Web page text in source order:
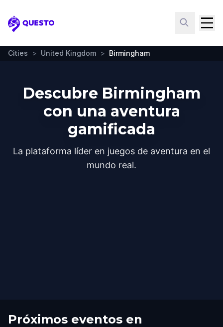
Questo
Cities > United Kingdom > Birmingham
Descubre Birmingham
con una aventura
gamificada
La plataforma líder en juegos de aventura en el
mundo real.
Próximos eventos en